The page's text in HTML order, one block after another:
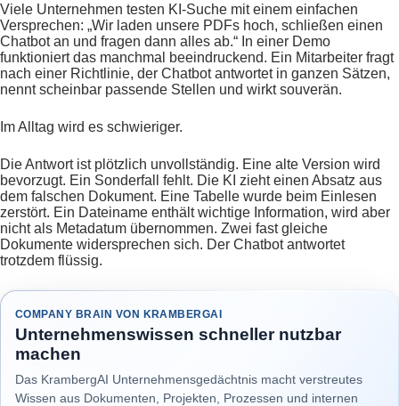
Viele Unternehmen testen KI-Suche mit einem einfachen
Versprechen: „Wir laden unsere PDFs hoch, schließen einen
Chatbot an und fragen dann alles ab.“ In einer Demo
funktioniert das manchmal beeindruckend. Ein Mitarbeiter fragt
nach einer Richtlinie, der Chatbot antwortet in ganzen Sätzen,
nennt scheinbar passende Stellen und wirkt souverän.
Im Alltag wird es schwieriger.
Die Antwort ist plötzlich unvollständig. Eine alte Version wird
bevorzugt. Ein Sonderfall fehlt. Die KI zieht einen Absatz aus
dem falschen Dokument. Eine Tabelle wurde beim Einlesen
zerstört. Ein Dateiname enthält wichtige Information, wird aber
nicht als Metadatum übernommen. Zwei fast gleiche
Dokumente widersprechen sich. Der Chatbot antwortet
trotzdem flüssig.
COMPANY BRAIN VON KRAMBERGAI
Unternehmenswissen schneller nutzbar
machen
Das KrambergAI Unternehmensgedächtnis macht verstreutes
Wissen aus Dokumenten, Projekten, Prozessen und internen